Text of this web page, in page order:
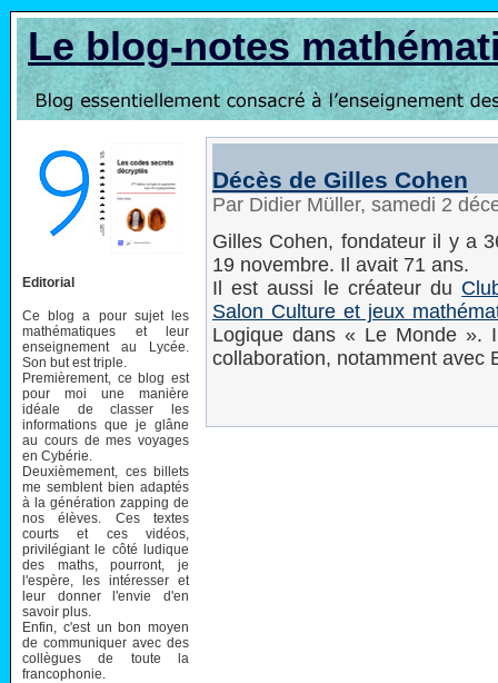
Le blog-notes
Editorial
Ce blog a pour sujet les
mathématiques et leur
enseignement au Lycée.
Son but est triple.
Premièrement, ce blog est
pour moi une manière
idéale de classer les
informations que je glâne
au cours de mes voyages
en Cybérie.
Deuxièmement, ces billets
me semblent bien adaptés
à la génération zapping de
nos élèves. Ces textes
courts et ces vidéos,
privilégiant le côté ludique
des maths, pourront, je
l'espère, les intéresser et
leur donner l'envie d'en
savoir plus.
Enfin, c'est un bon moyen
de communiquer avec des
collègues de toute la
francophonie.
Décès de Gilles Cohen
Par Didier Müller, samedi 2
Gilles Cohen, fondateur il y a
19 novembre. Il avait 71 ans.
Il est aussi le créateur du
Salon Culture et jeux
Logique dans « Le Monde ».
collaboration, notamment avec